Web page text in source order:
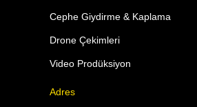
Cephe Giydirme & Kaplama
Drone Çekimleri
Video Prodüksiyon
Adres